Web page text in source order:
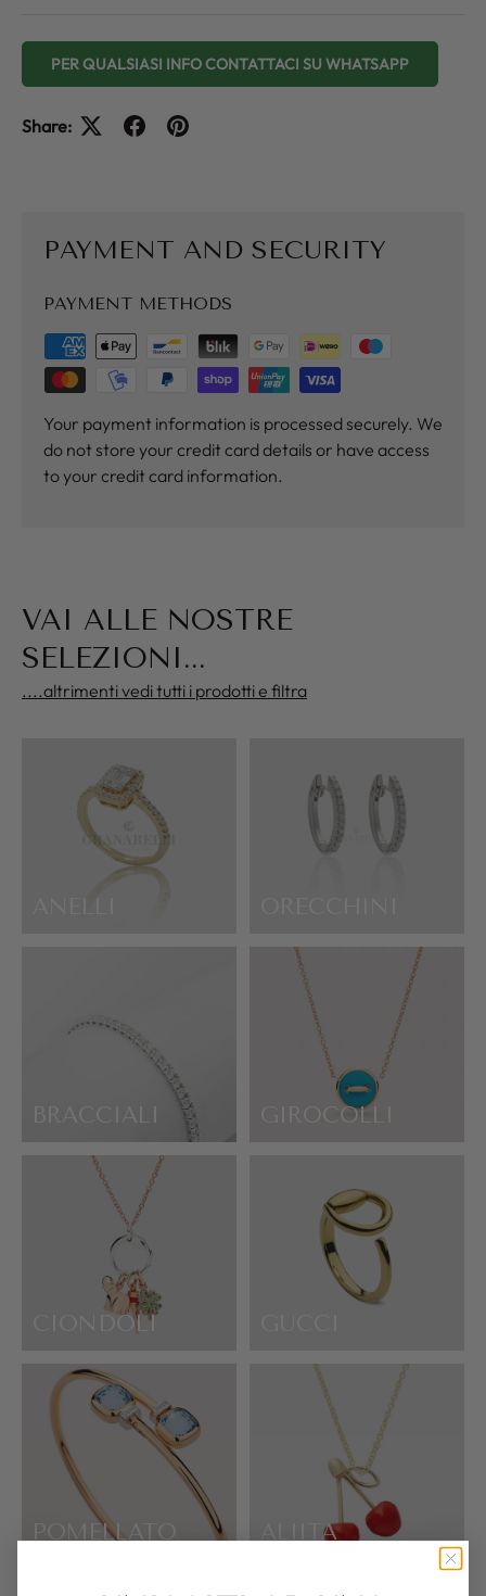
PER QUALSIASI INFO CONTATTACI SU WHATSAPP
Share:
PAYMENT AND SECURITY
PAYMENT METHODS
Your payment information is processed securely. We
do not store your credit card details or have access
to your credit card information.
VAI ALLE NOSTRE
SELEZIONI...
....altrimenti vedi tutti i prodotti e filtra
ANELLI
BRACCIALI GIROCOLLI
CIONDOLI
POMELLATO ALIITA